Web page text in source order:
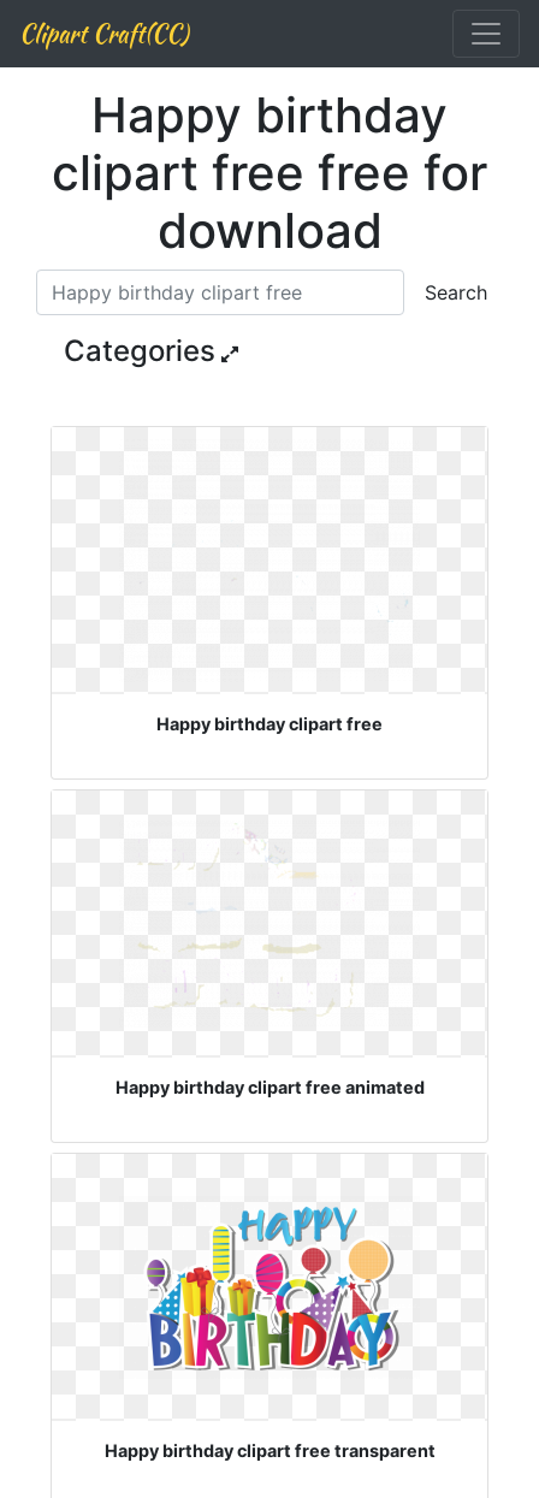
Clipart Craft(CC)
Happy birthday
clipart free free for
download
Search
Categories
Happy birthday clipart free
Happy birthday clipart free animated
Happy birthday clipart free transparent